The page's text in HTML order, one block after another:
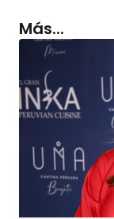
Más...